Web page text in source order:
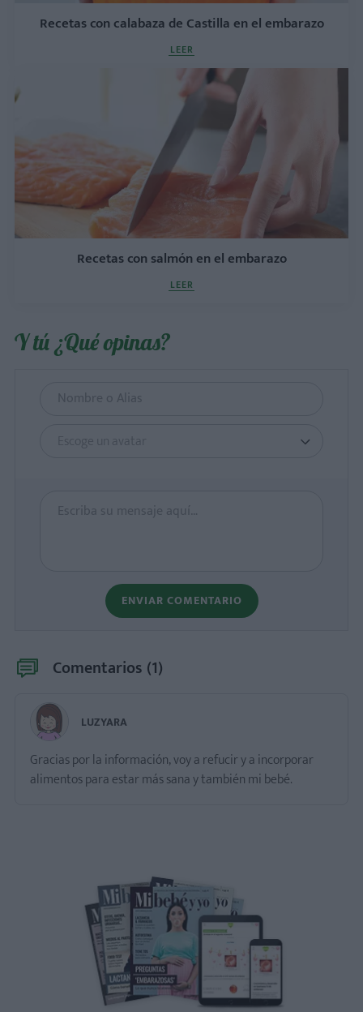
Recetas con calabaza de Castilla en el embarazo
LEER
Recetas con salmón en el embarazo
LEER
Y tú ¿Qué opinas?
Escoge un avatar
ENVIAR COMENTARIO
Comentarios (1)
LUZYARA
Gracias por la información, voy a refucir y a incorporar
alimentos para estar más sana y también mi bebé.